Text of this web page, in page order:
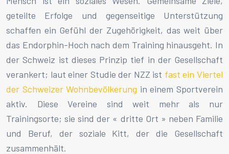
geteilte Erfolge und gegenseitige Unterstützung
schaffen ein Gefühl der Zugehörigkeit, das weit über
das Endorphin-Hoch nach dem Training hinausgeht. In
der Schweiz ist dieses Prinzip tief in der Gesellschaft
verankert; laut einer Studie der NZZ ist fast ein Viertel
der Schweizer Wohnbevölkerung in einem Sportverein
aktiv. Diese Vereine sind weit mehr als nur
Trainingsorte; sie sind der « dritte Ort » neben Familie
und Beruf, der soziale Kitt, der die Gesellschaft
zusammenhält.